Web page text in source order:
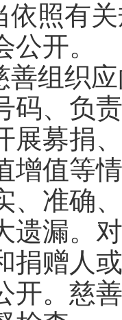
依照有
开。
善组织
码、负
展募捐
增值等
、准确
遗漏。
捐赠人
开。慈